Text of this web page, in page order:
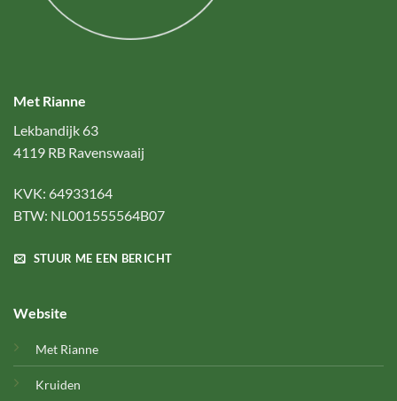
Met Rianne
Lekbandijk 63
4119 RB Ravenswaaij
KVK: 64933164
BTW: NL001555564B07
STUUR ME EEN BERICHT
Website
Met Rianne
Kruiden